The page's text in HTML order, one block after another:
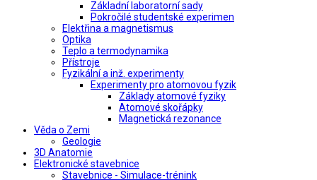
Základní laboratorní sady
Pokročilé studentské experimen
Elektřina a magnetismus
Optika
Teplo a termodynamika
Přístroje
Fyzikální a inž. experimenty
Experimenty pro atomovou fyzik
Základy atomové fyziky
Atomové skořápky
Magnetická rezonance
Věda o Zemi
Geologie
3D Anatomie
Elektronické stavebnice
Stavebnice - Simulace-trénink